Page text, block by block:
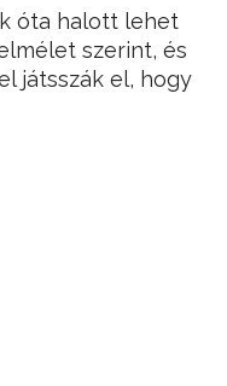
óta halott lehet
szerint, és
játsszák el, hogy